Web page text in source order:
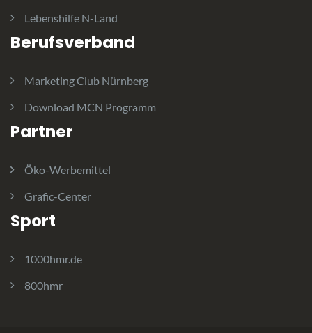
Lebenshilfe N-Land
Berufsverband
Marketing Club Nürnberg
Download MCN Programm
Partner
Öko-Werbemittel
Grafic-Center
Sport
1000hmr.de
800hmr